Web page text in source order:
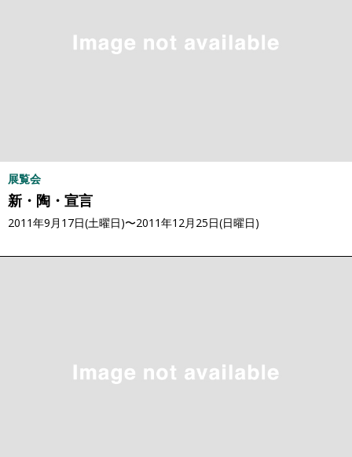
展覧会
新・陶・宣言
2011年9月17日(土曜日)〜2011年12月25日(日曜日)